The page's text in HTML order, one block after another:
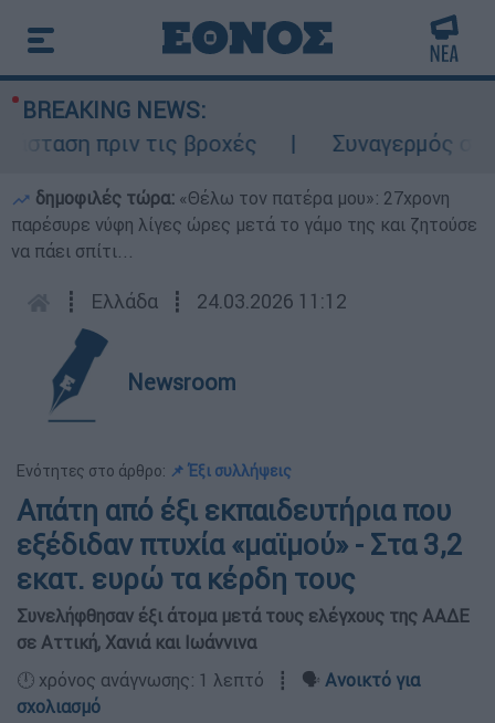
BREAKING NEWS:
πριν τις βροχές
Συναγερμός στον
δημοφιλές τώρα: «Θέλω τον πατέρα μου»: 27χρονη
παρέσυρε νύφη λίγες ώρες μετά το γάμο της και ζητούσε
να πάει σπίτι...
┋ Ελλάδα ┋ 24.03.2026 11:12
Newsroom
Ενότητες στο άρθρο: 📌 Έξι συλλήψεις
Απάτη από έξι εκπαιδευτήρια που
εξέδιδαν πτυχία «μαϊμού» - Στα 3,2
εκατ. ευρώ τα κέρδη τους
Συνελήφθησαν έξι άτομα μετά τους ελέγχους της ΑΑΔΕ
σε Αττική, Χανιά και Ιωάννινα
🕛 χρόνος ανάγνωσης: 1 λεπτό ┋ 🗣️ Ανοικτό για
σχολιασμό